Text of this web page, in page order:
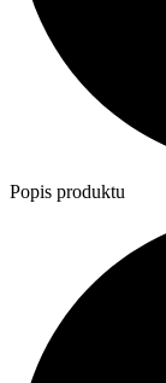
Popis produktu